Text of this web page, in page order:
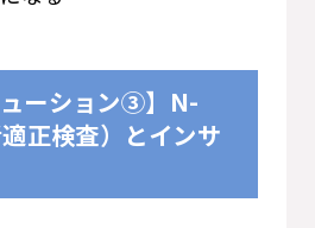
ーション③】N-
正検査）とインサ